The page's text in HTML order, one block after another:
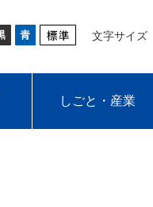
文字サイズ
しごと・産業